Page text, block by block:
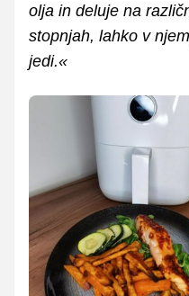
olja in deluje na
stopnjah, lahko v
jedi.«